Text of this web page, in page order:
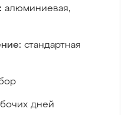
алюминиевая,
стандартная
дней